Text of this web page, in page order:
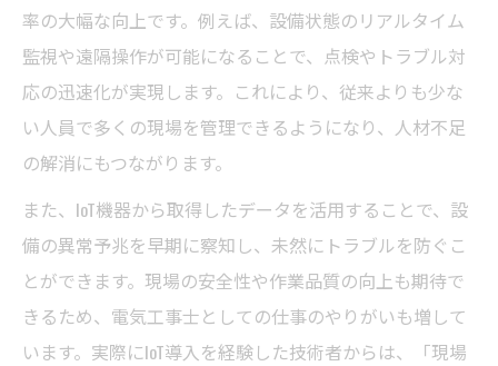
率の大幅な向上です。例えば、設備状態のリアルタイム
監視や遠隔操作が可能になることで、点検やトラブル対
応の迅速化が実現します。これにより、従来よりも少な
い人員で多くの現場を管理できるようになり、人材不足
の解消にもつながります。
また、IoT機器から取得したデータを活用することで、設
備の異常予兆を早期に察知し、未然にトラブルを防ぐこ
とができます。現場の安全性や作業品質の向上も期待で
きるため、電気工事士としての仕事のやりがいも増して
います。実際にIoT導入を経験した技術者からは、「現場